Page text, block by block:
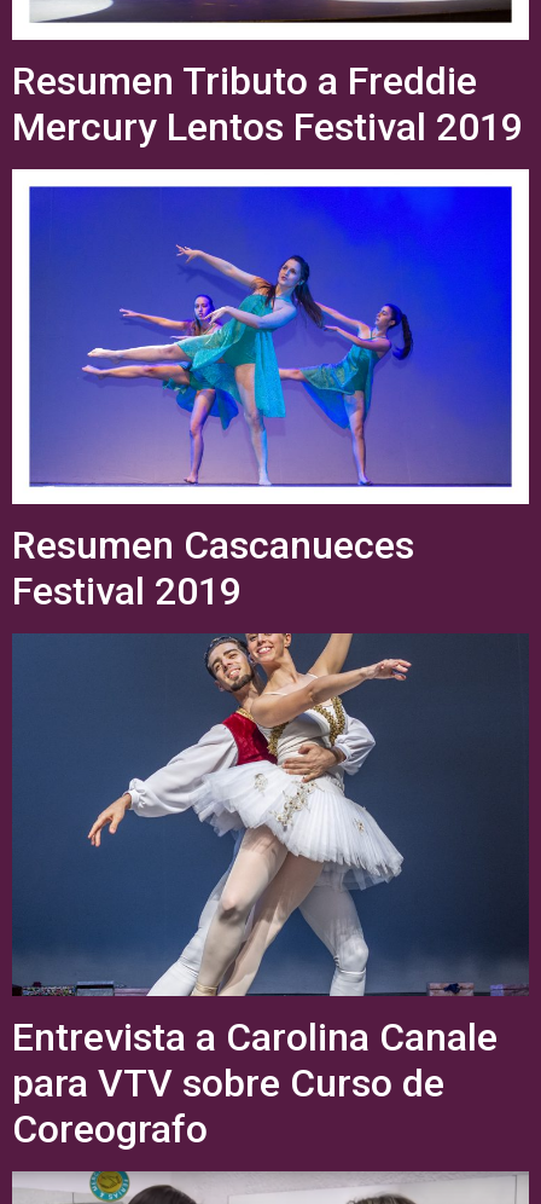
Resumen Tributo a Freddie
Mercury Lentos Festival 2019
Resumen Cascanueces
Festival 2019
Entrevista a Carolina Canale
para VTV sobre Curso de
Coreografo